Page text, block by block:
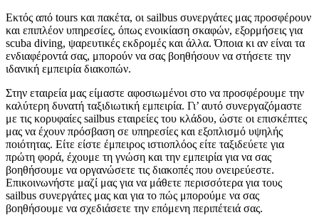
Εκτός από tours και πακέτα, οι sailbus συνεργάτες μας προσφέρουν
και επιπλέον υπηρεσίες, όπως ενοικίαση σκαφών, εξορμήσεις για
scuba diving, ψαρευτικές εκδρομές και άλλα. Όποια κι αν είναι τα
ενδιαφέροντά σας, μπορούν να σας βοηθήσουν να στήσετε την
ιδανική εμπειρία διακοπών.
Στην εταιρεία μας είμαστε αφοσιωμένοι στο να προσφέρουμε την
καλύτερη δυνατή ταξιδιωτική εμπειρία. Γι’ αυτό συνεργαζόμαστε
με τις κορυφαίες sailbus εταιρείες του κλάδου, ώστε οι επισκέπτες
μας να έχουν πρόσβαση σε υπηρεσίες και εξοπλισμό υψηλής
ποιότητας. Είτε είστε έμπειρος ιστιοπλόος είτε ταξιδεύετε για
πρώτη φορά, έχουμε τη γνώση και την εμπειρία για να σας
βοηθήσουμε να οργανώσετε τις διακοπές που ονειρεύεστε.
Επικοινωνήστε μαζί μας για να μάθετε περισσότερα για τους
sailbus συνεργάτες μας και για το πώς μπορούμε να σας
βοηθήσουμε να σχεδιάσετε την επόμενη περιπέτειά σας.